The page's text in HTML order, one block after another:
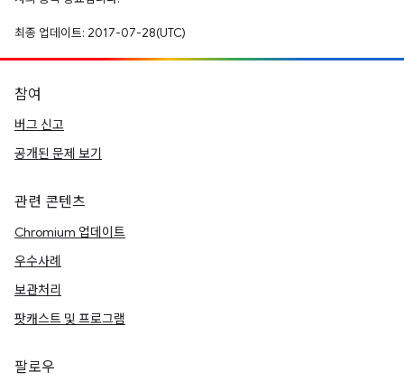
최종 업데이트: 2017-07-28(UTC)
참여
버그 신고
공개된 문제 보기
관련 콘텐츠
Chromium 업데이트
우수사례
보관처리
팟캐스트 및 프로그램
팔로우